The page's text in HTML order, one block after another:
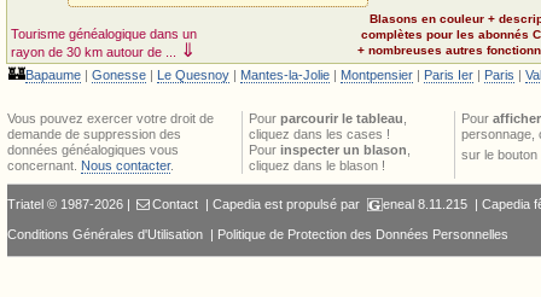
Tourisme généalogique dans un
rayon de 30 km autour de ...
⇓
🏰Bapaume | Gonesse | Le Quesnoy | Mantes-la-Jolie | Montpensier | Paris Ier | Paris |
Blasons en couleur +
complètes pour les abonnés
+ nombreuses autres
Vous pouvez exercer votre droit de
demande de suppression des
données généalogiques vous
concernant. Nous contacter.
Pour parcourir le tableau
cliquez dans les cases !
Pour inspecter un blason
cliquez dans le blason !
Pour
personnage,
sur le bouton
Triatel © 1987-2026 | Contact | Capedia est propulsé par eneal8.11.215 | Capedia
Conditions Générales d'Utilisation | Politique de Protection des Données Personnelles